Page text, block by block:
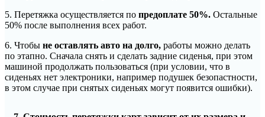
5. Перетяжка осуществляется по предоплате 50%. Остальные
50% после выполнения всех работ.
6. Чтобы не оставлять авто на долго, работы можно делать
по этапно. Сначала снять и сделать задние сиденья, при этом
машиной продолжать пользоваться (при условии, что в
сиденьях нет электроники, например подушек безопастности,
в этом случае при снятых сиденьях могут появится ошибки).